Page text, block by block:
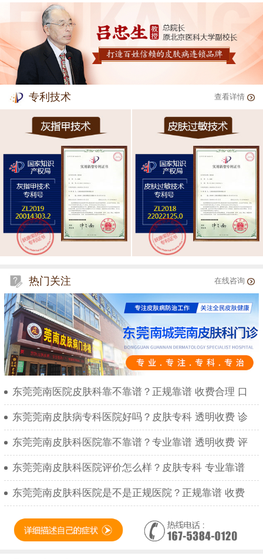
专利技术 查看详情
热门关注 在线咨询
东莞莞南医院皮肤科靠不靠谱？正规靠谱 收费合理 口
东莞莞南皮肤病专科医院好吗？皮肤专科 透明收费 诊
东莞莞南皮肤科医院靠不靠谱？专业靠谱 透明收费 评
东莞莞南皮肤科医院评价怎么样？皮肤专科 专业靠谱
东莞莞南皮肤科医院是不是正规医院？正规靠谱 收费